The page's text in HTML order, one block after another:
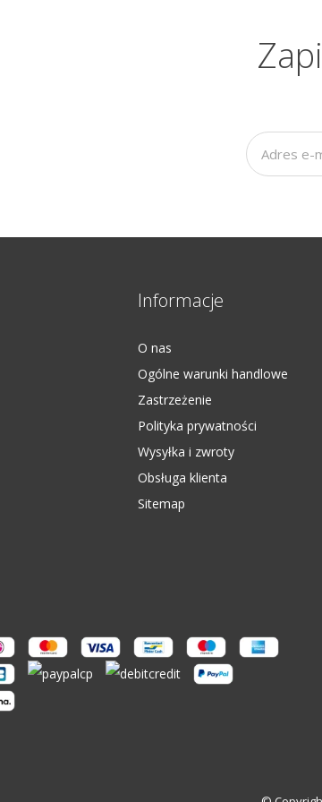
Informacje
O nas
Ogólne warunki handlowe
Zastrzeżenie
Polityka prywatności
Wysyłka i zwroty
Obsługa klienta
Sitemap